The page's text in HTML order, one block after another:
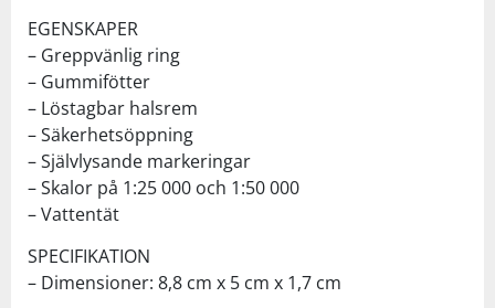
EGENSKAPER
– Greppvänlig ring
– Gummifötter
– Löstagbar halsrem
– Säkerhetsöppning
– Självlysande markeringar
– Skalor på 1:25 000 och 1:50 000
– Vattentät
SPECIFIKATION
– Dimensioner: 8,8 cm x 5 cm x 1,7 cm